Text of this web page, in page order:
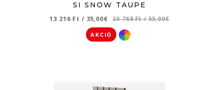
SI SNOW TAUPE
13 216 Ft / 35,00€ 20 768 Ft/ 55,00€
AKCIÓ